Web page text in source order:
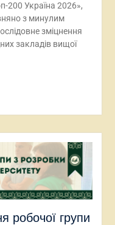
200 Україна 2026»,
з минулим
зміцнення
закладів вищої
робочої групи